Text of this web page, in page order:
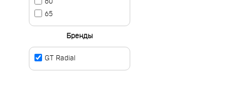
60
65
Бренды
GT Radial